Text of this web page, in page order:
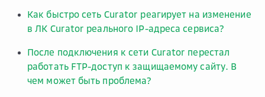
Как быстро сеть Curator реагирует на изменение
в ЛК Curator реального IP-адреса сервиса?
После подключения к сети Curator перестал
работать FTP-доступ к защищаемому сайту. В
чем может быть проблема?